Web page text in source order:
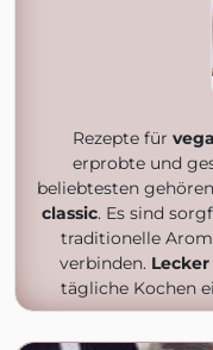
Rezepte für
erprobte und
beliebtesten
classic. Es sind
traditionelle
verbinden.
tägliche Kochen